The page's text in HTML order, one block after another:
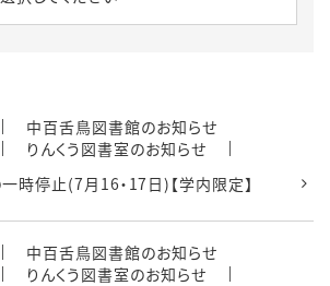
中百舌鳥図書館のお知らせ
りんくう図書室のお知らせ
停止(7月16・17日)【学内限定】
中百舌鳥図書館のお知らせ
りんくう図書室のお知らせ